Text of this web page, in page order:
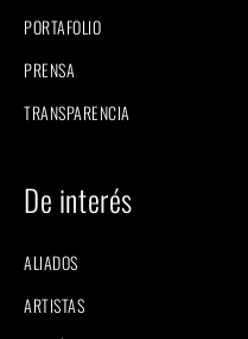
PORTAFOLIO
PRENSA
TRANSPARENCIA
De interés
ALIADOS
ARTISTAS